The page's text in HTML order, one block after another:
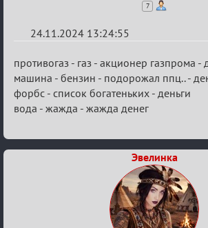
7
24.11.2024 13:24:55
Re:
Безопасная
связь
противогаз - газ - акционер газпрома -
машина - бензин - подорожал ппц.. -
форбс - список богатеньких - деньги
вода - жажда - жажда денег
Эвелинка